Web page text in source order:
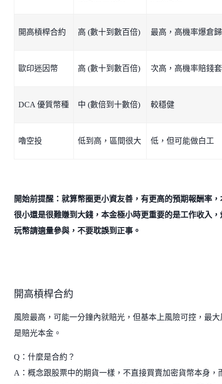
開高槓桿合約 高 (數十到數百倍) 最高，高機率爆倉
歐印迷因幣 高 (數十到數百倍) 次高，高機率賠錢
DCA 優質幣種 中 (數倍到十數倍) 較穩健
嚕空投 低到高，區間很大 低，但可能做白工
開始前提醒：就算幣圈更小資友善，有更高的預期報酬率，
很小還是很難賺到大錢，本金極小時更重要的是工作收入，
玩幣請適量參與，不要耽誤到正事。
開高槓桿合約
風險最高，可能一分鐘內就賠光，但基本上風險可控，最大
是賠光本金。
Q：什麼是合約？
A：概念跟股票中的期貨一樣，不直接買賣加密貨幣本身，